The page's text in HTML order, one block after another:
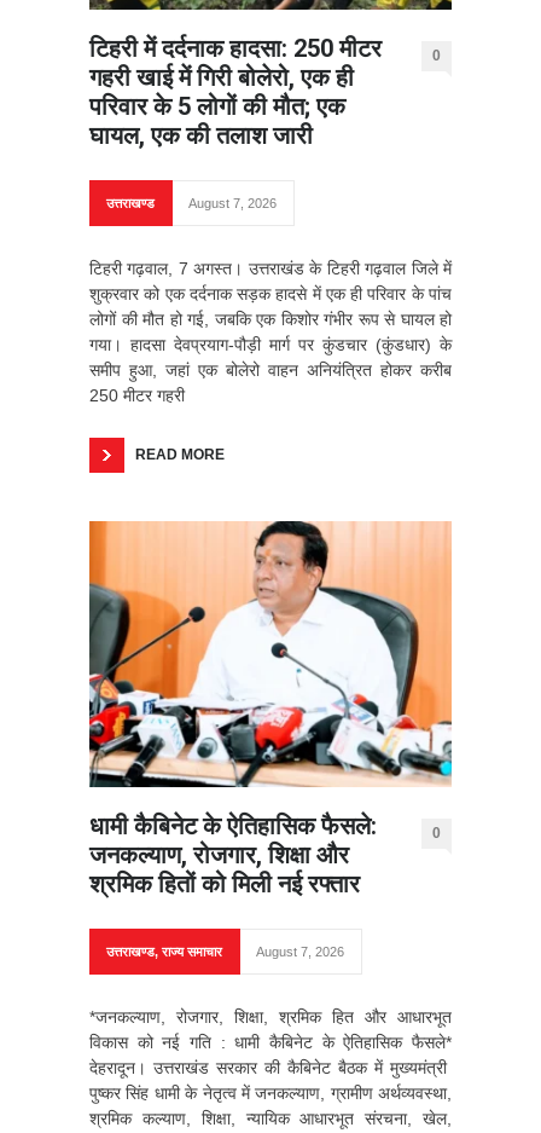
टिहरी में दर्दनाक हादसा: 250 मीटर
गहरी खाई में गिरी बोलेरो, एक ही
परिवार के 5 लोगों की मौत; एक
घायल, एक की तलाश जारी
0
उत्तराखण्ड August 7, 2026
टिहरी गढ़वाल, 7 अगस्त। उत्तराखंड के टिहरी गढ़वाल जिले में
शुक्रवार को एक दर्दनाक सड़क हादसे में एक ही परिवार के पांच
लोगों की मौत हो गई, जबकि एक किशोर गंभीर रूप से घायल हो
गया। हादसा देवप्रयाग-पौड़ी मार्ग पर कुंडचार (कुंडधार) के
समीप हुआ, जहां एक बोलेरो वाहन अनियंत्रित होकर करीब
250 मीटर गहरी
READ MORE
धामी कैबिनेट के ऐतिहासिक फैसले:
जनकल्याण, रोजगार, शिक्षा और
श्रमिक हितों को मिली नई रफ्तार
0
उत्तराखण्ड,राज्य समाचार August 7, 2026
*जनकल्याण, रोजगार, शिक्षा, श्रमिक हित और आधारभूत
विकास को नई गति : धामी कैबिनेट के ऐतिहासिक फैसले*
देहरादून। उत्तराखंड सरकार की कैबिनेट बैठक में मुख्यमंत्री
पुष्कर सिंह धामी के नेतृत्व में जनकल्याण, ग्रामीण अर्थव्यवस्था,
श्रमिक कल्याण, शिक्षा, न्यायिक आधारभूत संरचना, खेल,